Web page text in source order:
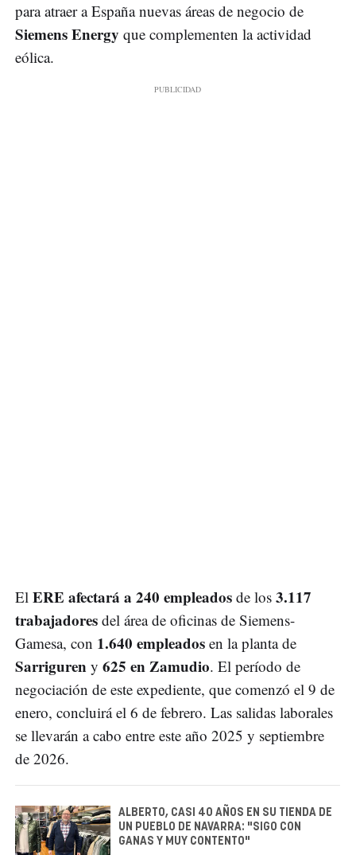
para atraer a España nuevas áreas de negocio de
Siemens Energy que complementen la actividad
eólica.
El ERE afectará a 240 empleados de los 3.117
trabajadores del área de oficinas de Siemens-
Gamesa, con 1.640 empleados en la planta de
Sarriguren y 625 en Zamudio. El período de
negociación de este expediente, que comenzó el 9 de
enero, concluirá el 6 de febrero. Las salidas laborales
se llevarán a cabo entre este año 2025 y septiembre
de 2026.
ALBERTO, CASI 40 AÑOS EN SU TIENDA DE
UN PUEBLO DE NAVARRA: "SIGO CON
GANAS Y MUY CONTENTO"